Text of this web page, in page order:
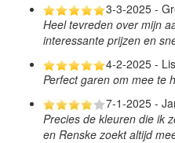
3-3-2025 -
Heel tevreden over mijn
interessante prijzen en
4-2-2025 -
Perfect garen om mee te
7-1-2025 -
Precies de kleuren die ik
en Renske zoekt altijd